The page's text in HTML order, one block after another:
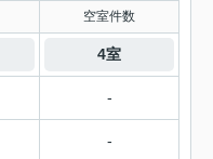
空室件数
4室
-
-